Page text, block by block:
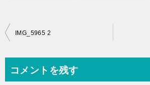
投
ビ
IMG_5965 2
コメントを残す